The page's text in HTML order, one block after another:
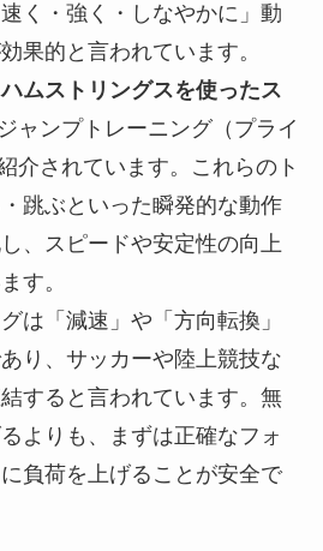
く・強く・しなやかに」動
果的と言われています。
ハムストリングスを使ったス
ャンプトレーニング（プライ
介されています。これらのト
跳ぶといった瞬発的な動作
、スピードや安定性の向上
す。
は「減速」や「方向転換」
り、サッカーや陸上競技な
すると言われています。無
よりも、まずは正確なフォ
負荷を上げることが安全で